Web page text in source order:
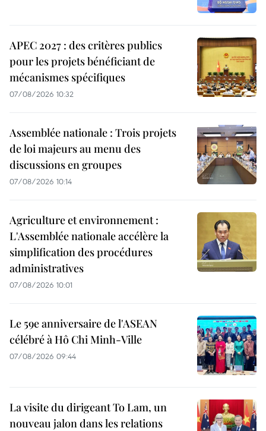
APEC 2027 : des critères publics
pour les projets bénéficiant de
mécanismes spécifiques
07/08/2026 10:32
Assemblée nationale : Trois projets
de loi majeurs au menu des
discussions en groupes
07/08/2026 10:14
Agriculture et environnement :
L'Assemblée nationale accélère la
simplification des procédures
administratives
07/08/2026 10:01
Le 59e anniversaire de l'ASEAN
célébré à Hô Chi Minh-Ville
07/08/2026 09:44
La visite du dirigeant To Lam, un
nouveau jalon dans les relations